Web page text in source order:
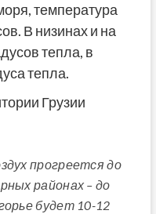
температура
В низинах и на
тепла, в
тепла.
Грузии
прогреется до
районах – до
будет 10-12